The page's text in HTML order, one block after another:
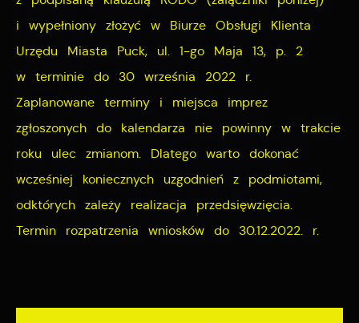
i wypełniony złożyć w Biurze Obsługi Klienta
Urzędu Miasta Puck, ul. 1-go Maja 13, p. 2
w terminie do 30 września 2022 r.
Zaplanowane terminy i miejsca imprez
zgłoszonych do kalendarza nie powinny w trakcie
roku ulec zmianom. Dlatego warto dokonać
wcześniej koniecznych uzgodnień z podmiotami,
odktórych zależy realizacja przedsięwzięcia.
Termin rozpatrzenia wniosków do 30.12.2022. r.
Cookies analityczne pozwalają na uzyskanie informacji
w zakresie wykorzystywania witryny internetowej,
miejsca oraz częstotliwości, z jaką odwiedzane są
nasze serwisy www. Dane pozwalają nam na ocenę
naszych serwisów internetowych pod względem ich
informacje są przetwarzane w formie zanonimizowanej.
Wyrażenie zgody na analityczne pliki cookies
gwarantuje dostępność wszystkich funkcjonalności.
Reklamowe
Dzięki reklamowym plikom cookies prezentujemy Ci
najciekawsze informacje i aktualności na stronach
naszych partnerów.
Promocyjne pliki cookies służą do prezentowania Ci
naszych komunikatów na podstawie analizy Twoich